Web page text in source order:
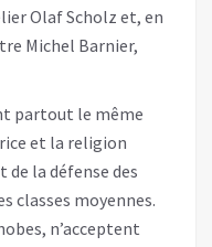
Olaf Scholz et, en
Michel Barnier,
partout le même
et la religion
la défense des
classes moyennes.
n’acceptent